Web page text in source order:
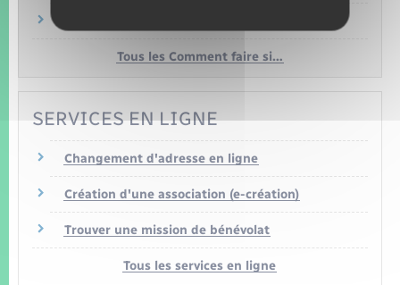
Tous les Comment faire si…
SERVICES EN LIGNE
Changement d'adresse en ligne
Création d'une association (e-création)
Trouver une mission de bénévolat
Tous les services en ligne